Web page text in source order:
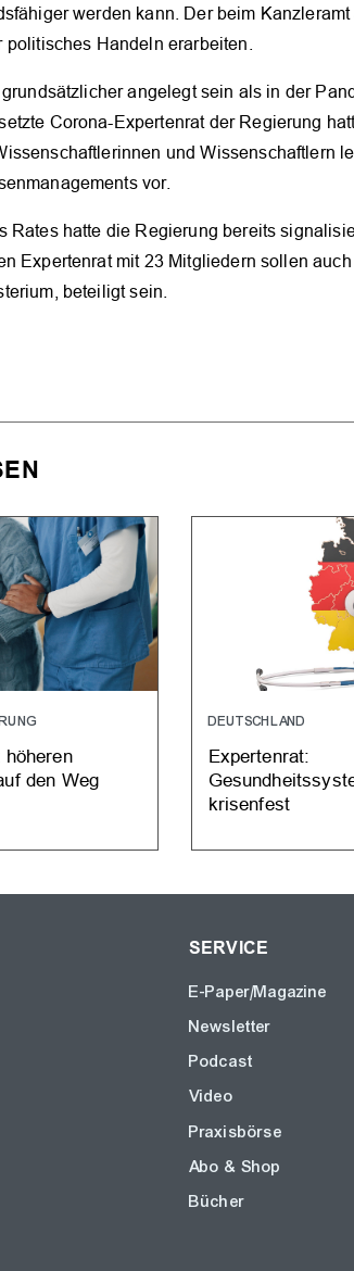
werden kann. Der beim
politisches Handeln erarbeiten.
angelegt sein als in der
Corona-Expertenrat der Regierung
und Wissenschaftlern
vor.
Rates hatte die Regierung bereits
Expertenrat mit 23 Mitgliedern sollen
beteiligt sein.
höheren
den Weg
DEUTSCHLAND
Expertenrat:
krisenfest
SERVICE
E-Paper/Magazine
Newsletter
Podcast
Video
Praxisbörse
Abo & Shop
Bücher